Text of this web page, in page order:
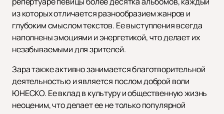
из которых отличается разнообразием жанров и
глубоким смыслом текстов. Ее выступления всегда
наполнены эмоциями и энергетикой, что делает их
незабываемыми для зрителей.
Зара также активно занимается благотворительной
деятельностью и является послом доброй воли
ЮНЕСКО. Ее вклад в культуру и общественную жизнь
неоценим, что делает ее не только популярной